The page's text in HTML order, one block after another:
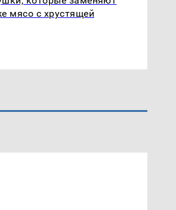
мясо с хрустящей